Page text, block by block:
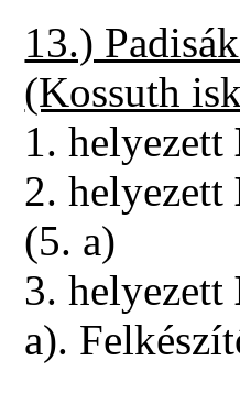
13.)
(Kossuth
1. helyezett
2. helyezett
(5. a)
3. helyezett
a).